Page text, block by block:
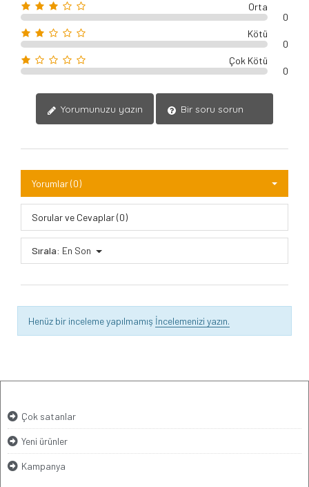
Orta
0
Kötü
0
Çok Kötü
0
Yorumunuzu yazın Bir soru sorun
Yorumlar (0)
Sorular ve Cevaplar (0)
Sırala: En Son
Henüz bir inceleme yapılmamış İncelemenizi yazın.
Çok satanlar
Yeni ürünler
Kampanya